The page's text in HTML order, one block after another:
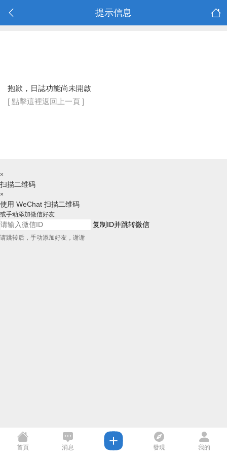
提示信息
抱歉，日誌功能尚未開啟
[ 點擊這裡返回上一頁 ]
×
扫描二维码
×
使用 WeChat 扫描二维码
或手动添加微信好友
复制ID并跳转微信
请跳转后，手动添加好友，谢谢
首頁 消息 發現 我的